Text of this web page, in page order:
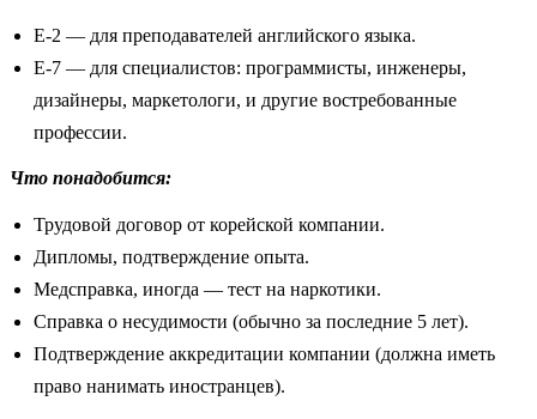
E-2 — для преподавателей английского языка.
E-7 — для специалистов: программисты, инженеры,
дизайнеры, маркетологи, и другие востребованные
профессии.
Что понадобится:
Трудовой договор от корейской компании.
Дипломы, подтверждение опыта.
Медсправка, иногда — тест на наркотики.
Справка о несудимости (обычно за последние 5 лет).
Подтверждение аккредитации компании (должна иметь
право нанимать иностранцев).